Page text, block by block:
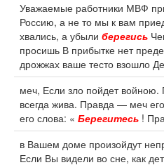
Уважаемые работники МВФ
Россию, а не то мы к вам
хвались, а убыли берегись
просишь В прибытке нет
дрожжах ваше тесто взошло
меч, Если зло пойдет войною.
всегда жива. Правда — меч
его слова: « Берегитесь !
в Вашем доме произойдут
Если Вы видели во сне, как